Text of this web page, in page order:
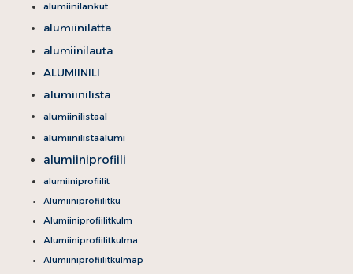
alumiinilankut
alumiinilatta
alumiinilauta
ALUMIINILI
alumiinilista
alumiinilistaal
alumiinilistaalumi
alumiiniprofiili
alumiiniprofiilit
Alumiiniprofiilitku
Alumiiniprofiilitkulm
Alumiiniprofiilitkulma
Alumiiniprofiilitkulmap